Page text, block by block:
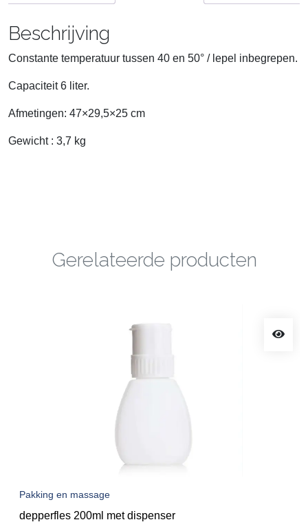
Beschrijving
Constante temperatuur tussen 40 en 50° / lepel inbegrepen.
Capaciteit 6 liter.
Afmetingen: 47×29,5×25 cm
Gewicht : 3,7 kg
Gerelateerde producten
Pakking en massage
depperfles 200ml met dispenser